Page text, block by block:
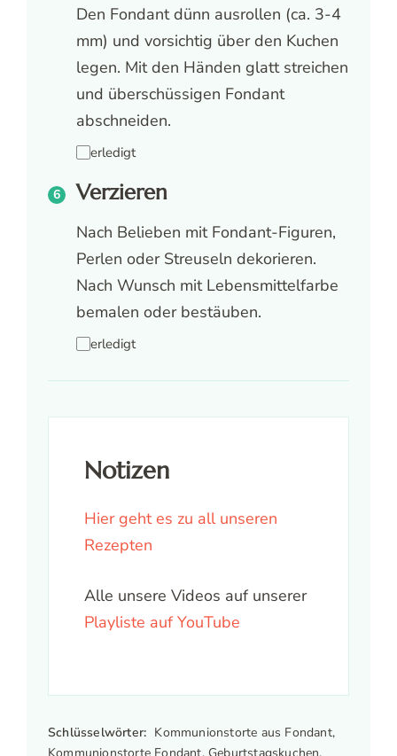
Den Fondant dünn ausrollen (ca. 3-4
mm) und vorsichtig über den Kuchen
legen. Mit den Händen glatt streichen
und überschüssigen Fondant
abschneiden.
erledigt
Verzieren
Nach Belieben mit Fondant-Figuren,
Perlen oder Streuseln dekorieren.
Nach Wunsch mit Lebensmittelfarbe
bemalen oder bestäuben.
erledigt
Notizen
Hier geht es zu all unseren
Rezepten
Alle unsere Videos auf unserer
Playliste auf YouTube
Schlüsselwörter: Kommunionstorte aus Fondant,